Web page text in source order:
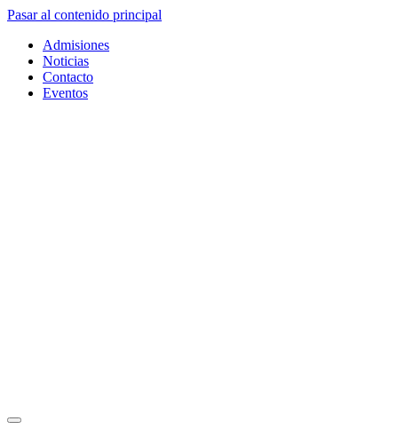
Pasar al contenido principal
Admisiones
Noticias
Contacto
Eventos